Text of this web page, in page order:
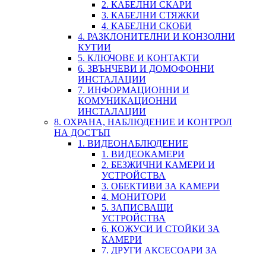
2. КАБЕЛНИ СКАРИ
3. КАБЕЛНИ СТЯЖКИ
4. КАБЕЛНИ СКОБИ
4. РАЗКЛОНИТЕЛНИ И КОНЗОЛНИ
КУТИИ
5. КЛЮЧОВЕ И КОНТАКТИ
6. ЗВЪНЧЕВИ И ДОМОФОННИ
ИНСТАЛАЦИИ
7. ИНФОРМАЦИОННИ И
КОМУНИКАЦИОННИ
ИНСТАЛАЦИИ
8. ОХРАНА, НАБЛЮДЕНИЕ И КОНТРОЛ
НА ДОСТЪП
1. ВИДЕОНАБЛЮДЕНИЕ
1. ВИДЕОКАМЕРИ
2. БЕЗЖИЧНИ КАМЕРИ И
УСТРОЙСТВА
3. ОБЕКТИВИ ЗА КАМЕРИ
4. МОНИТОРИ
5. ЗАПИСВАЩИ
УСТРОЙСТВА
6. КОЖУСИ И СТОЙКИ ЗА
КАМЕРИ
7. ДРУГИ АКСЕСОАРИ ЗА